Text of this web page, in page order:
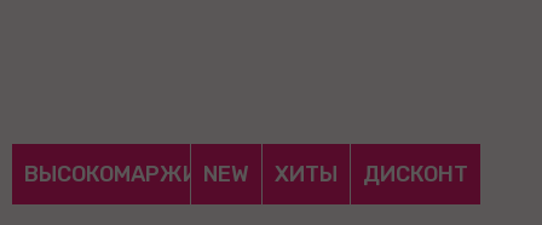
ВЫСОКОМАРЖИНАЛЬНЫЕ
NEW ХИТЫ ДИСКОНТ